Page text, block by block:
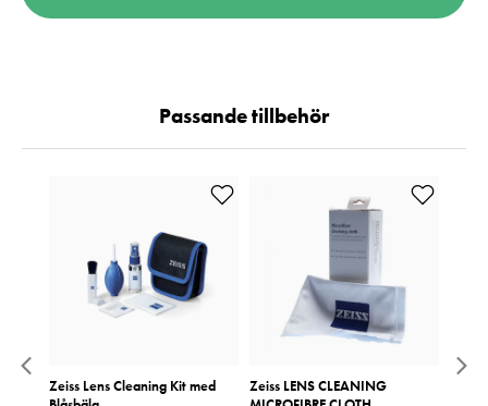
Passande tillbehör
Zeiss Lens Cleaning Kit med
Zeiss LENS CLEANING